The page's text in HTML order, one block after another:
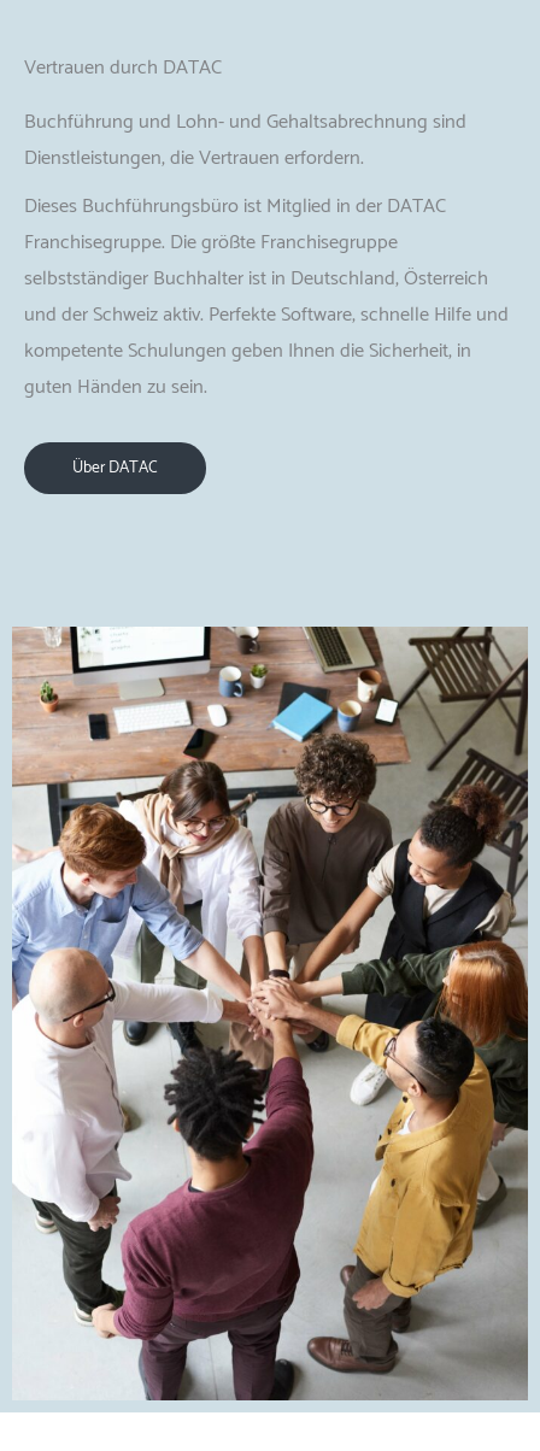
Vertrauen durch DATAC
Buchführung und Lohn- und Gehaltsabrechnung sind
Dienstleistungen, die Vertrauen erfordern.
Dieses Buchführungsbüro ist Mitglied in der DATAC
Franchisegruppe. Die größte Franchisegruppe
selbstständiger Buchhalter ist in Deutschland, Österreich
und der Schweiz aktiv. Perfekte Software, schnelle Hilfe und
kompetente Schulungen geben Ihnen die Sicherheit, in
guten Händen zu sein.
Über DATAC